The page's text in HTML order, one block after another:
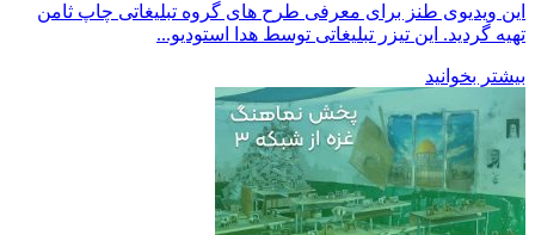
این ویدیوی طنز برای معرفی طرح های گروه تبلیغاتی چاپ ثامن
تهیه گردید. این تیزر تبلیغاتی توسط هدا استودیو...
بیشتر بخوانید